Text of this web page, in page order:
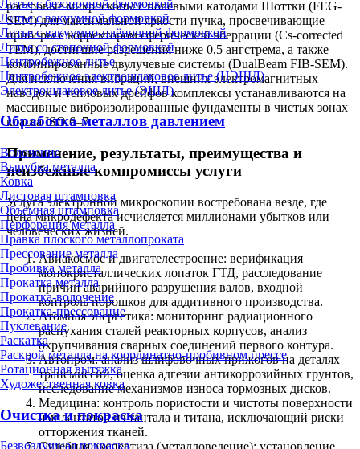
Литье с безопочной формовкой
Литье с вакуумной формовкой
Литье с вакуумно-плёночной формовкой
Литье со стопочной формовкой
Центробежное литье
Центробежное электрошлаковое литье (ЦЭШЛ)
Электрошлаковое литье (ЭШЛ)
Обработка металлов давлением
Волочение
Вырубка металла
Ковка
Листовая штамповка
Объёмная штамповка
Перфорация металла
Правка плоского металлопроката
Прессование металла
Пробивка металла
Прокатка металла
Прокатка-волочение
Прокатка-прессование
Пуклевание
Раскатка
Раскрой металла на координатно-пробивном прессе
Ротационная вытяжка
Художественная ковка
Очистка и покраска
Безвоздушная покраска
растровые микроскопы с полевыми катодами Шоттки (FEG-
SEM) для максимальной яркости пучка, просвечивающие
приборы с корректором сферической аберрации (Cs-corrected
TEM), достигшие разрешения ниже 0,5 ангстрема, а также
комбинированные двулучевые системы (DualBeam FIB-SEM).
Для исключения вибраций, внешних электромагнитных
наводок и тепловых дрейфов комплексы устанавливаются на
массивные виброизолированные фундаменты в чистых зонах
класса ISO 6–7.
Применение, результаты, преимущества и
неизбежные компромиссы услуги
Услуга электронной микроскопии востребована везде, где
цена микродефекта исчисляется миллионами убытков или
человеческих жизней.
Авиакосмос и двигателестроение: верификация
монокристаллических лопаток ГТД, расследование
причин аварийного разрушения валов, входной
контроль порошков для аддитивного производства.
Атомная энергетика: мониторинг радиационного
распухания сталей реакторных корпусов, анализ
охрупчивания сварных соединений первого контура.
Автопром: анализ шлифовочных прижогов на деталях
трансмиссии, оценка адгезии антикоррозийных грунтов,
исследование механизмов износа тормозных дисков.
Медицина: контроль пористости и чистоты поверхности
имплантатов из тантала и титана, исключающий риски
отторжения тканей.
Судебная экспертиза (металловедение): установление